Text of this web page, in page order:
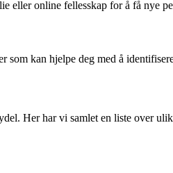
eller online fellesskap for å få nye
kan hjelpe deg med å
Her har vi samlet en liste over